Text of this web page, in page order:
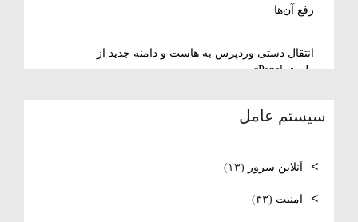
رفع آن‌ها
انتقال دستی وردپرس به هاست و دامنه جدید از
طریق cPanel
سیستم عامل
آنلاین سرور (۱۳)
امنیت (۳۳)